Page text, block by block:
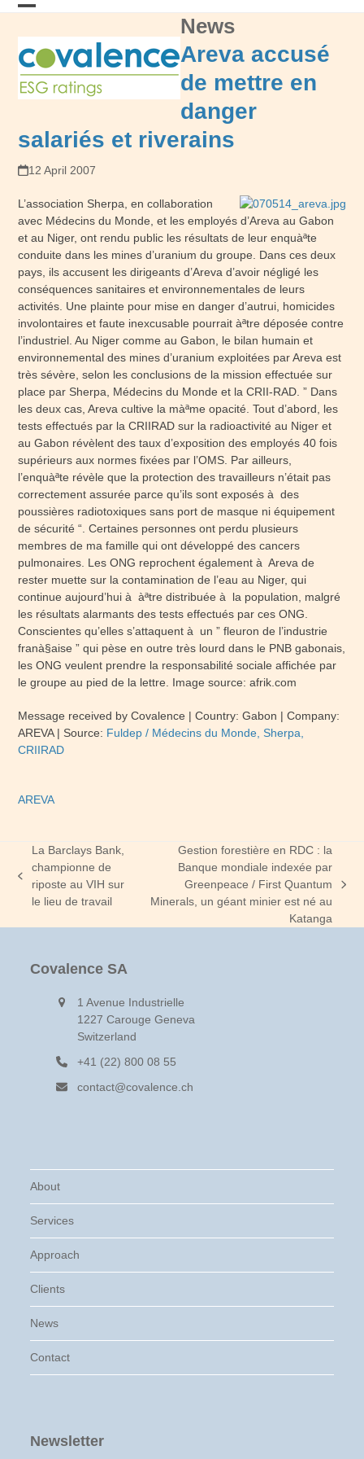
Skip
mobile
menu
mobile
menu
News
Areva accusé
de mettre en
danger
salariés et riverains
12 April 2007
L’association Sherpa, en collaboration
avec Médecins du Monde, et les employés d’Areva au Gabon
et au Niger, ont rendu public les résultats de leur enquàªte
conduite dans les mines d’uranium du groupe. Dans ces deux
pays, ils accusent les dirigeants d’Areva d’avoir négligé les
conséquences sanitaires et environnementales de leurs
activités. Une plainte pour mise en danger d’autrui, homicides
involontaires et faute inexcusable pourrait àªtre déposée contre
l’industriel. Au Niger comme au Gabon, le bilan humain et
environnemental des mines d’uranium exploitées par Areva est
très sévère, selon les conclusions de la mission effectuée sur
place par Sherpa, Médecins du Monde et la CRII-RAD. ” Dans
les deux cas, Areva cultive la màªme opacité. Tout d’abord, les
tests effectués par la CRIIRAD sur la radioactivité au Niger et
au Gabon révèlent des taux d’exposition des employés 40 fois
supérieurs aux normes fixées par l’OMS. Par ailleurs,
l’enquàªte révèle que la protection des travailleurs n’était pas
correctement assurée parce qu’ils sont exposés à des
poussières radiotoxiques sans port de masque ni équipement
de sécurité “. Certaines personnes ont perdu plusieurs
membres de ma famille qui ont développé des cancers
pulmonaires. Les ONG reprochent également à Areva de
rester muette sur la contamination de l’eau au Niger, qui
continue aujourd’hui à àªtre distribuée à la population, malgré
les résultats alarmants des tests effectués par ces ONG.
Conscientes qu’elles s’attaquent à un ” fleuron de l’industrie
franà§aise ” qui pèse en outre très lourd dans le PNB gabonais,
les ONG veulent prendre la responsabilité sociale affichée par
le groupe au pied de la lettre. Image source: afrik.com
Message received by Covalence |Country: Gabon | Company:
AREVA | Source: Fuldep / Médecins du Monde, Sherpa,
CRIIRAD
AREVA
previous
post:
La Barclays Bank,
championne de
riposte au VIH sur
le lieu de travail
post:
Gestion forestière en RDC : la
Banque mondiale indexée par
Greenpeace / First Quantum
Minerals, un géant minier est né au
Katanga
Covalence SA
1 Avenue Industrielle
1227 Carouge Geneva
Switzerland
+41 (22) 800 08 55
contact@covalence.ch
About
Services
Approach
Clients
News
Contact
Newsletter